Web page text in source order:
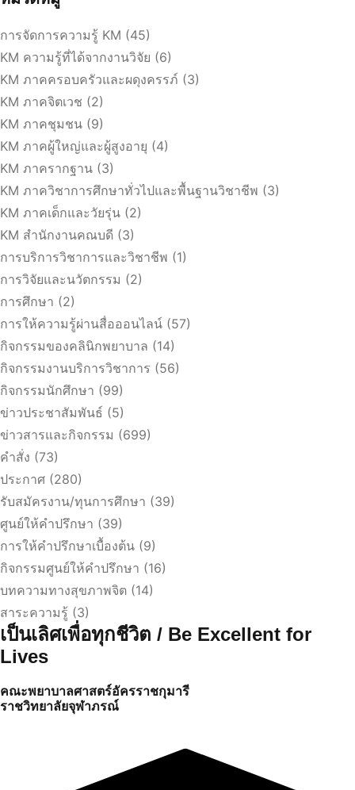
การจัดการความรู้ KM (45)
KM ความรู้ที่ได้จากงานวิจัย (6)
KM ภาคครอบครัวและผดุงครรภ์ (3)
KM ภาคจิตเวช (2)
KM ภาคชุมชน (9)
KM ภาคผู้ใหญ่และผู้สูงอายุ (4)
KM ภาครากฐาน (3)
KM ภาควิชาการศึกษาทั่วไปและพื้นฐานวิชาชีพ (3)
KM ภาคเด็กและวัยรุ่น (2)
KM สำนักงานคณบดี (3)
การบริการวิชาการและวิชาชีพ (1)
การวิจัยและนวัตกรรม (2)
การศึกษา (2)
การให้ความรู้ผ่านสื่อออนไลน์ (57)
กิจกรรมของคลินิกพยาบาล (14)
กิจกรรมงานบริการวิชาการ (56)
กิจกรรมนักศึกษา (99)
ข่าวประชาสัมพันธ์ (5)
ข่าวสารและกิจกรรม (699)
คำสั่ง (73)
ประกาศ (280)
รับสมัครงาน/ทุนการศึกษา (39)
ศูนย์ให้คำปรึกษา (39)
การให้คำปรึกษาเบื้องต้น (9)
กิจกรรมศูนย์ให้คำปรึกษา (16)
บทความทางสุขภาพจิต (14)
สาระความรู้ (3)
เป็นเลิศเพื่อทุกชีวิต / Be Excellent for
Lives
คณะพยาบาลศาสตร์อัครราชกุมารี
ราชวิทยาลัยจุฬาภรณ์